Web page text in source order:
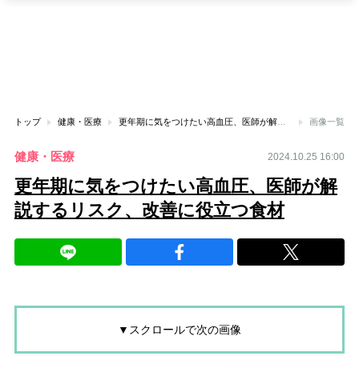
トップ 健康・医療 更年期に気をつけたい高血圧、医師が解説するリスク、改善に役立つ食材 画像一覧
健康・医療 2024.10.25 16:00
更年期に気をつけたい高血圧、医師が解
説するリスク、改善に役立つ食材
▼スクロールで次の画像